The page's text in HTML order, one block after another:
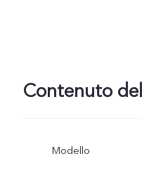
Contenuto
Modello